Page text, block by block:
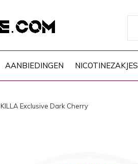
AANBIEDINGEN NICOTINEZAKJES
KILLA Exclusive Dark Cherry